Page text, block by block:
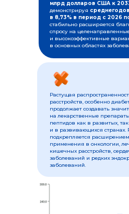
млрд долларов США к
демонстрируя
в 8,73% в период с 2026
стабильно расширяется
спросу на
и высокоэффективные
в основных областях
Растущая
расстройств, особенно
продолжает создавать
на лекарственные
пептидов как в развитых, так
и в развивающихся странах.
подкрепляется
применения в онкологии,
кишечных расстройств,
заболеваний и редких
заболеваний.